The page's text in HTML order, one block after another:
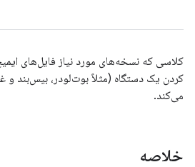
کلاسی که نسخه‌های مورد نیاز فایل‌های
کردن یک دستگاه (مثلاً بوت‌لودر، بیس‌بند و
می‌کند.
خلاصه